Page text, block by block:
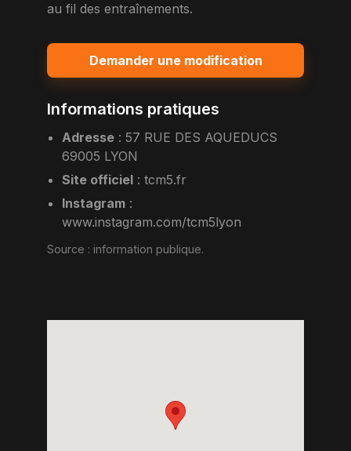
au fil des entraînements.
Demander une modification
Informations pratiques
Adresse : 57 RUE DES AQUEDUCS
69005 LYON
Site officiel :tcm5.fr
Instagram :
www.instagram.com/tcm5lyon
Source : information publique.